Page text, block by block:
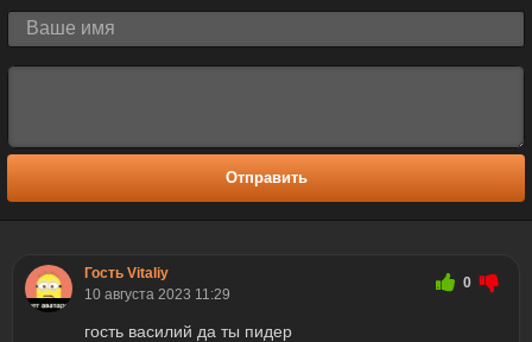
Отправить
Гость Vitaliy
10 августа 2023 11:29
0
гость василий да ты пидер